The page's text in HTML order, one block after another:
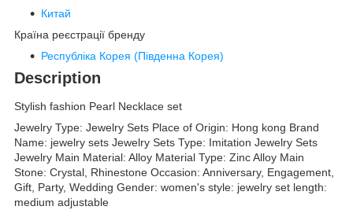
Китай
Країна реєстрації бренду
Республіка Корея (Південна Корея)
Description
Stylish fashion Pearl Necklace set
Jewelry Type: Jewelry Sets Place of Origin: Hong kong Brand
Name: jewelry sets Jewelry Sets Type: Imitation Jewelry Sets
Jewelry Main Material: Alloy Material Type: Zinc Alloy Main
Stone: Crystal, Rhinestone Occasion: Anniversary, Engagement,
Gift, Party, Wedding Gender: women's style: jewelry set length:
medium adjustable